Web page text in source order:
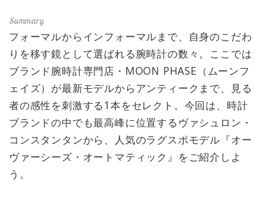
フォーマルからインフォーマルまで、自身のこだわ
りを移す鏡として選ばれる腕時計の数々。ここでは
ブランド腕時計専門店・MOON PHASE（ムーンフ
ェイズ）が最新モデルからアンティークまで、見る
者の感性を刺激する1本をセレクト。今回は、時計
ブランドの中でも最高峰に位置するヴァシュロン・
コンスタンタンから、人気のラグスポモデル『オー
ヴァーシーズ・オートマティック』をご紹介しよ
う。